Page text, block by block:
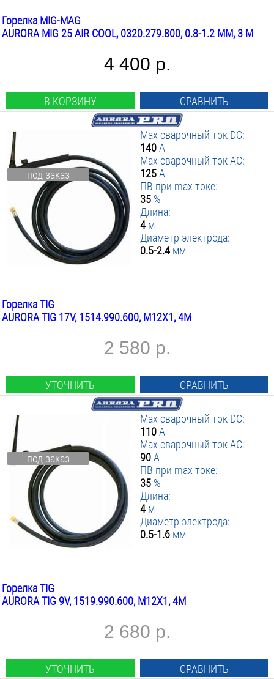
Горелка MIG-MAG
AURORA MIG 25 AIR COOL, 0320.279.800, 0.8-1.2 ММ, 3 М
4 400 р.
В КОРЗИНУ СРАВНИТЬ
под заказ
Max сварочный ток DC:
140А
Max сварочный ток AC:
125А
ПВ при max токе:
35 %
Длина:
4 м
Диаметр электрода:
0.5-2.4 мм
Горелка TIG
AURORA TIG 17V, 1514.990.600, M12X1, 4М
2 580 р.
УТОЧНИТЬ СРАВНИТЬ
под заказ
Max сварочный ток DC:
110А
Max сварочный ток AC:
90А
ПВ при max токе:
35 %
Длина:
4 м
Диаметр электрода:
0.5-1.6 мм
Горелка TIG
AURORA TIG 9V, 1519.990.600, M12X1, 4М
2 680 р.
УТОЧНИТЬ СРАВНИТЬ